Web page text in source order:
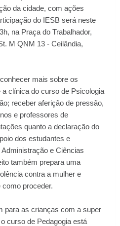
da cidade, com ações
do IESB será neste
na Praça do Trabalhador,
M QNM 13 - Ceilândia,
mais sobre os
clínica do curso de Psicologia
receber aferição de pressão,
e professores de
quanto a declaração do
dos estudantes e
e Ciências
também prepara uma
contra a mulher e
proceder.
para as crianças com a super
curso de Pedagogia está